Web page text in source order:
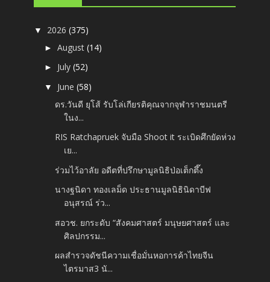
▼ 2026(375)
►August(14)
► July(52)
▼ June(58)
ดร.วันดี ยุโส้ รับโล่เกียรติคุณจากจุฬาราชมนตรี
ในง...
RIS Ratchapruek จับมือ Shoot it ระเบิดศึกยัดห่วง
เย...
ร่วมไว้อาลัย อดีตที่ปรึกษามูลนิธิป่อเต็กตึ๊ง
นางฐนิดา ทองเลม็ด ประธานมูลนิธินิดาบีฟ
อนุสรณ์ ร่ว...
สอวช. ยกระดับ “สังคมศาสตร์ มนุษยศาสตร์ และ
ศิลปกรรม...
ผลสำรวจดัชนีความเชื่อมั่นหอการค้าไทยจีน
ไตรมาส3​ นั...